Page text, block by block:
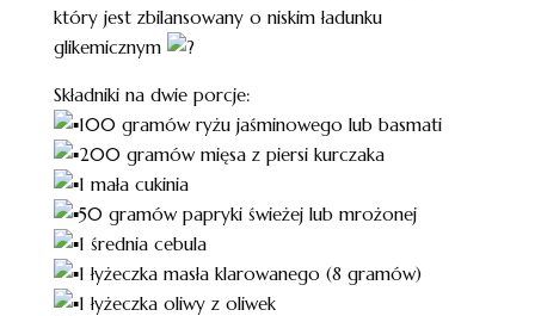
który jest zbilansowany o niskim ładunku
glikemicznym
Składniki na dwie porcje:
100 gramów ryżu jaśminowego lub basmati
200 gramów mięsa z piersi kurczaka
1 mała cukinia
50 gramów papryki świeżej lub mrożonej
1 średnia cebula
1 łyżeczka masła klarowanego (8 gramów)
1 łyżeczka oliwy z oliwek